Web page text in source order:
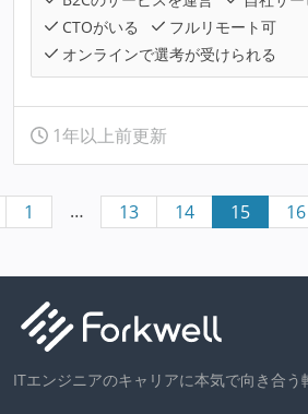
CTOがいる
フルリモート可
オンラインで選考が受けられる
1年以上前更新
1 … 13 14 15 16
ITエンジニアのキャリアに本気で向き合う